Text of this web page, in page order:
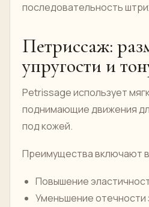
последовательность
Петриссаж:
упругости и
Petrissage использует
поднимающие движения
под кожей.
Преимущества включают
Повышение
Уменьшение отечности